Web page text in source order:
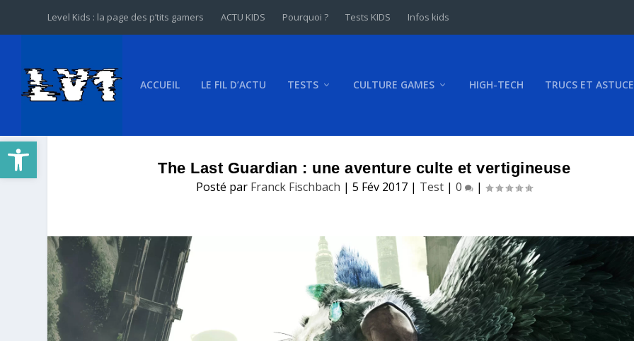
Ouvrir la barre d’outils
Level Kids : la page des p’tits gamers ACTU KIDS Pourquoi ? Tests KIDS Infos kids
ACCUEIL LE FIL D’ACTU TESTS CULTURE GAMES HIGH-TECH TRUCS ET
The Last Guardian : une aventure culte et vertigineuse
Posté par Franck Fischbach |5 Fév 2017 | Test |0 |